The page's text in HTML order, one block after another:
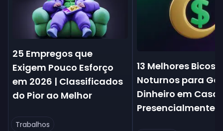
25 Empregos que
Exigem Pouco Esforço
em 2026 | Classificados
do Pior ao Melhor
Trabalhos
13 Melhores Bicos
Noturnos para
Dinheiro em Casa
Presencialmente